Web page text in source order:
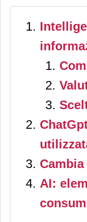
AI: